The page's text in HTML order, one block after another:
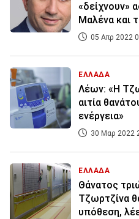
«δείχνουν»
Μαλένα και
05 Απρ 2022
ΕΛΛΑΔΑ
Λέων: «Η
αιτία
ενέργεια»
30 Μαρ 2022
ΕΛΛΑΔΑ
Θάνατος
Τζωρτζίνα
υπόθεση,